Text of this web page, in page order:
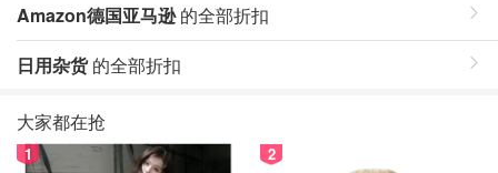
Amazon德国亚马逊的全部折扣
日用杂货的全部折扣
大家都在抢
1 2